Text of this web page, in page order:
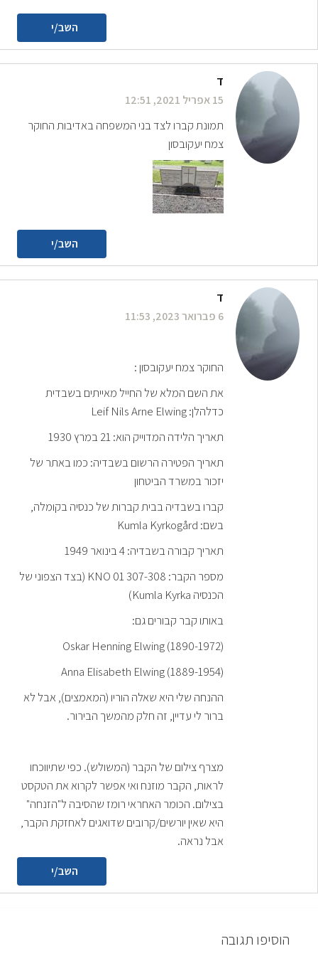
השב/י
ד
15 אפריל 2021, 12:51
תמונת קברו לצד בני המשפחה באדיבות החוקר
צמח יעקובסון
השב/י
ד
6 פברואר 2023, 11:53
החוקר צמח יעקובסון :
את השם המלא של החייל מאייתים בשבדית
כדלהלן: Leif Nils Arne Elwing
תאריך הלידה המדוייק הוא: 21 במרץ 1930
תאריך הפטירה הרשום בשבדיה: כמו באתר של
יזכור במשרד הביטחון
קברו בשבדיה בבית קברות של כנסיה בקומלה,
בשם: Kumla Kyrkogård
תאריך קבורה בשבדיה: 4 בינואר 1949
מספר הקבר: KNO 01 307-308 (בצד הצפוני של
הכנסיה Kumla Kyrka)
באותו קבר קבורים גם:
Oskar Henning Elwing (1890-1972)
Anna Elisabeth Elwing (1889-1954)
ההנחה שלי היא שאלה הוריו (המאמצים), אבל לא
ברור לי עדיין, זה חלק מהמשך הבירור.
מצרף צילום של הקבר (המשולש). כפי שתיווכחו
לראות, הקבר מוזנח ואי אפשר לקרוא את הטקסט
בצילום. הכומר האחראי רומז שהסיבה ל"הזנחה"
היא שאין יורשים/קרובים שדואגים לאחזקת הקבר,
אבל נראה.
השב/י
הוסיפו תגובה